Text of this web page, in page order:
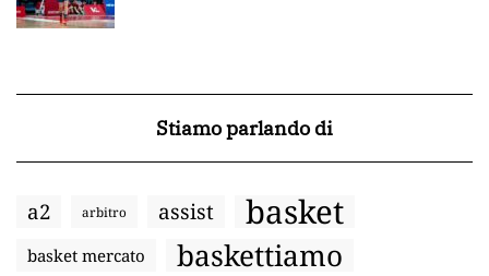
Stiamo parlando di
a2 arbitro assist basket
basket mercato baskettiamo